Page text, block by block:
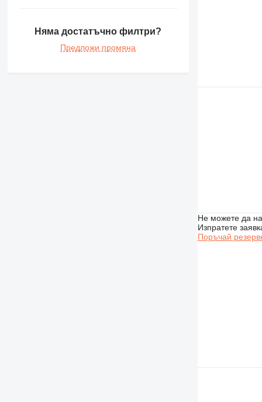
Няма достатъчно филтри?
Предложи промяна
Не можете да
Изпратете
Поръчай